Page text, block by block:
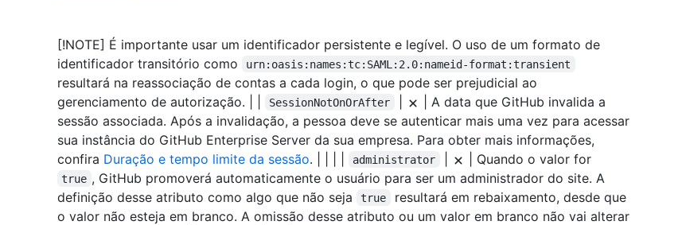
[!NOTE] É importante usar um identificador persistente e legível. O uso de um formato de
identificador transitório como
urn:oasis:names:tc:SAML:2.0:nameid-format:transient
resultará na reassociação de contas a cada login, o que pode ser prejudicial ao
gerenciamento de autorização. | |
SessionNotOnOrAfter
| A data que GitHub invalida a
sessão associada. Após a invalidação, a pessoa deve se autenticar mais uma vez para acessar
sua instância do GitHub Enterprise Server da sua empresa. Para obter mais informações,
confira Duração e tempo limite da sessão. | | | | administrator | Quando o valor for
true , GitHub promoverá automaticamente o usuário para ser um administrador do site. A
definição desse atributo como algo que não seja
true
resultará em rebaixamento, desde que
o valor não esteja em branco. A omissão desse atributo ou um valor em branco não vai alterar